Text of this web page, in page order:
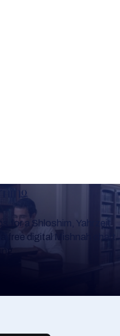
for a Shloshim, Yahrzeit
free digital Mishnah chart